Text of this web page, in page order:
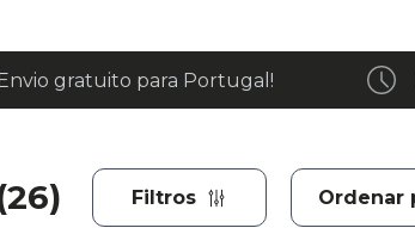
gratuito para Portugal!
Filtros